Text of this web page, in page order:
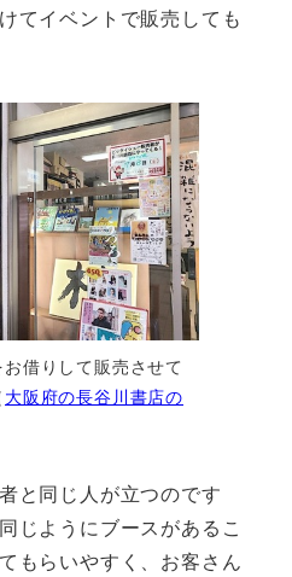
てイベントで販売しても
借りして販売させて
大阪府の長谷川書店の
と同じ人が立つのです
じようにブースがあるこ
もらいやすく、お客さん